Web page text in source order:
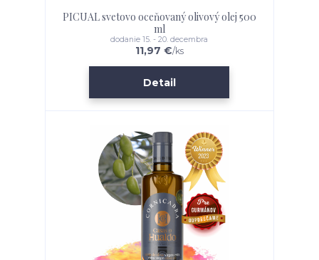
PICUAL svetovo oceňovaný olivový olej 500
ml
11,97 €/ks
dodanie 15. - 20. decembra
Detail